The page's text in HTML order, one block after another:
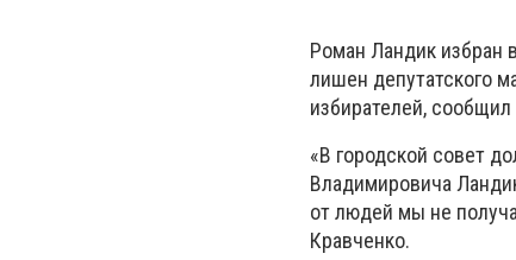
Роман Ландик избран
лишен депутатского
избирателей, сообщил
«В городской совет
Владимировича
от людей мы не
Кравченко.